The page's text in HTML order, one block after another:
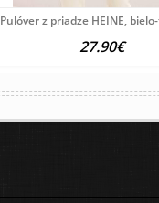
Pulóver z priadze HEINE,
27.90€